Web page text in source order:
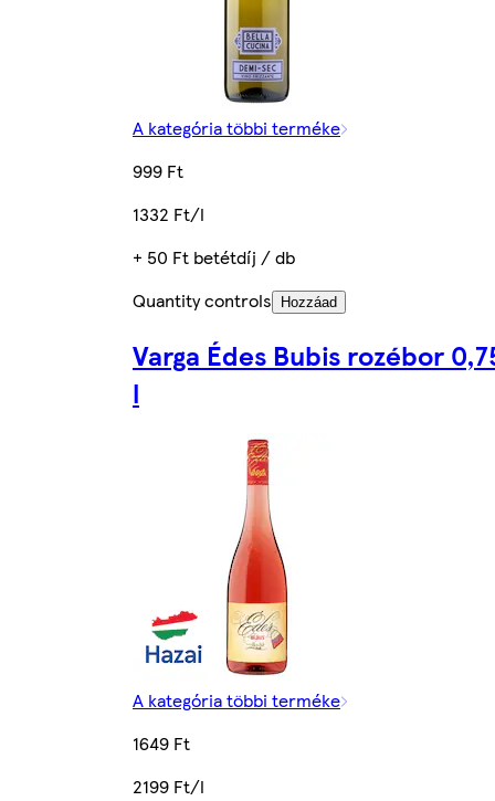
A kategória többi terméke
999 Ft
1332 Ft/l
+ 50 Ft betétdíj / db
Quantity controls
Hozzáad
Varga Édes Bubis rozébor
l
A kategória többi terméke
1649 Ft
2199 Ft/l